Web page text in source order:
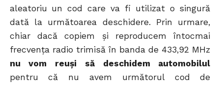
aleatoriu un cod care va fi utilizat o singură
dată la următoarea deschidere. Prin urmare,
chiar dacă copiem și reproducem întocmai
frecvența radio trimisă în banda de 433,92 MHz
nu vom reuși să deschidem automobilul
pentru că nu avem următorul cod de